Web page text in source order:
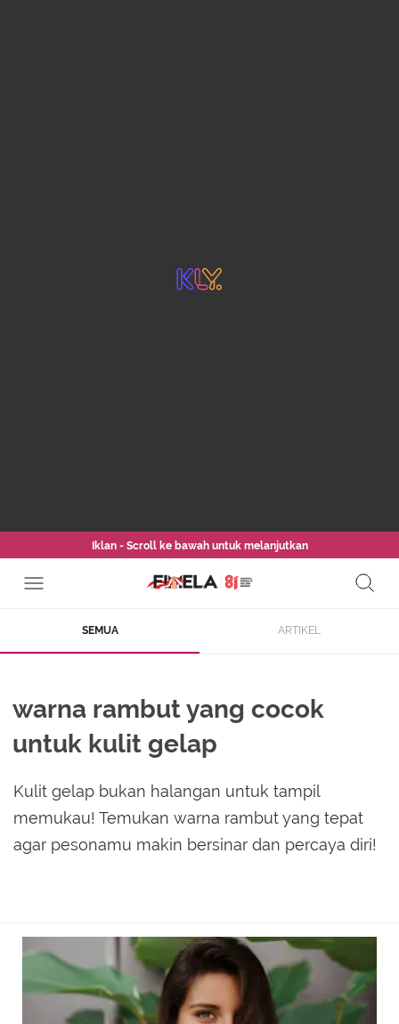
Iklan - Scroll ke bawah untuk melanjutkan
SEMUA ARTIKEL
warna rambut yang cocok
untuk kulit gelap
Kulit gelap bukan halangan untuk tampil
memukau! Temukan warna rambut yang tepat
agar pesonamu makin bersinar dan percaya diri!